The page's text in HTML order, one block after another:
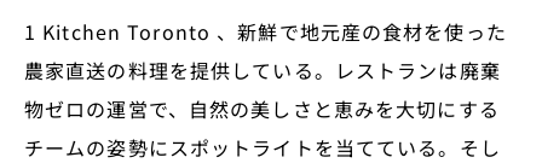
1 Kitchen Toronto 、新鮮で地元産の食材を使った
農家直送の料理を提供している。レストランは廃棄
物ゼロの運営で、自然の美しさと恵みを大切にする
チームの姿勢にスポットライトを当てている。そし